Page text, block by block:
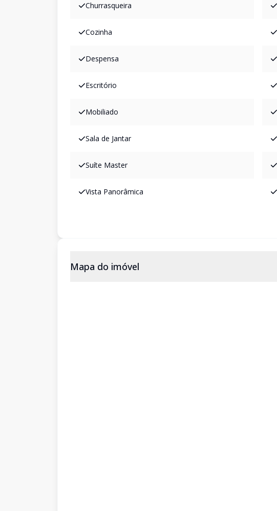
Churrasqueira
Cozinha
Despensa
Escritório
Mobiliado
Sala de Jantar
Suíte Master
Vista Panorâmica
Mapa do imóvel